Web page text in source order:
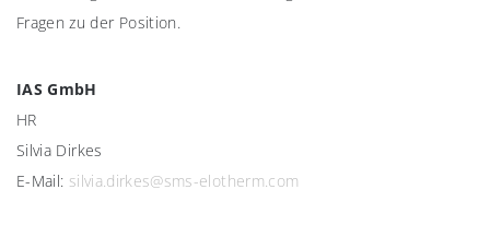
Fragen zu der Position.
IAS GmbH
HR
Silvia Dirkes
E-Mail: silvia.dirkes@sms-elotherm.com